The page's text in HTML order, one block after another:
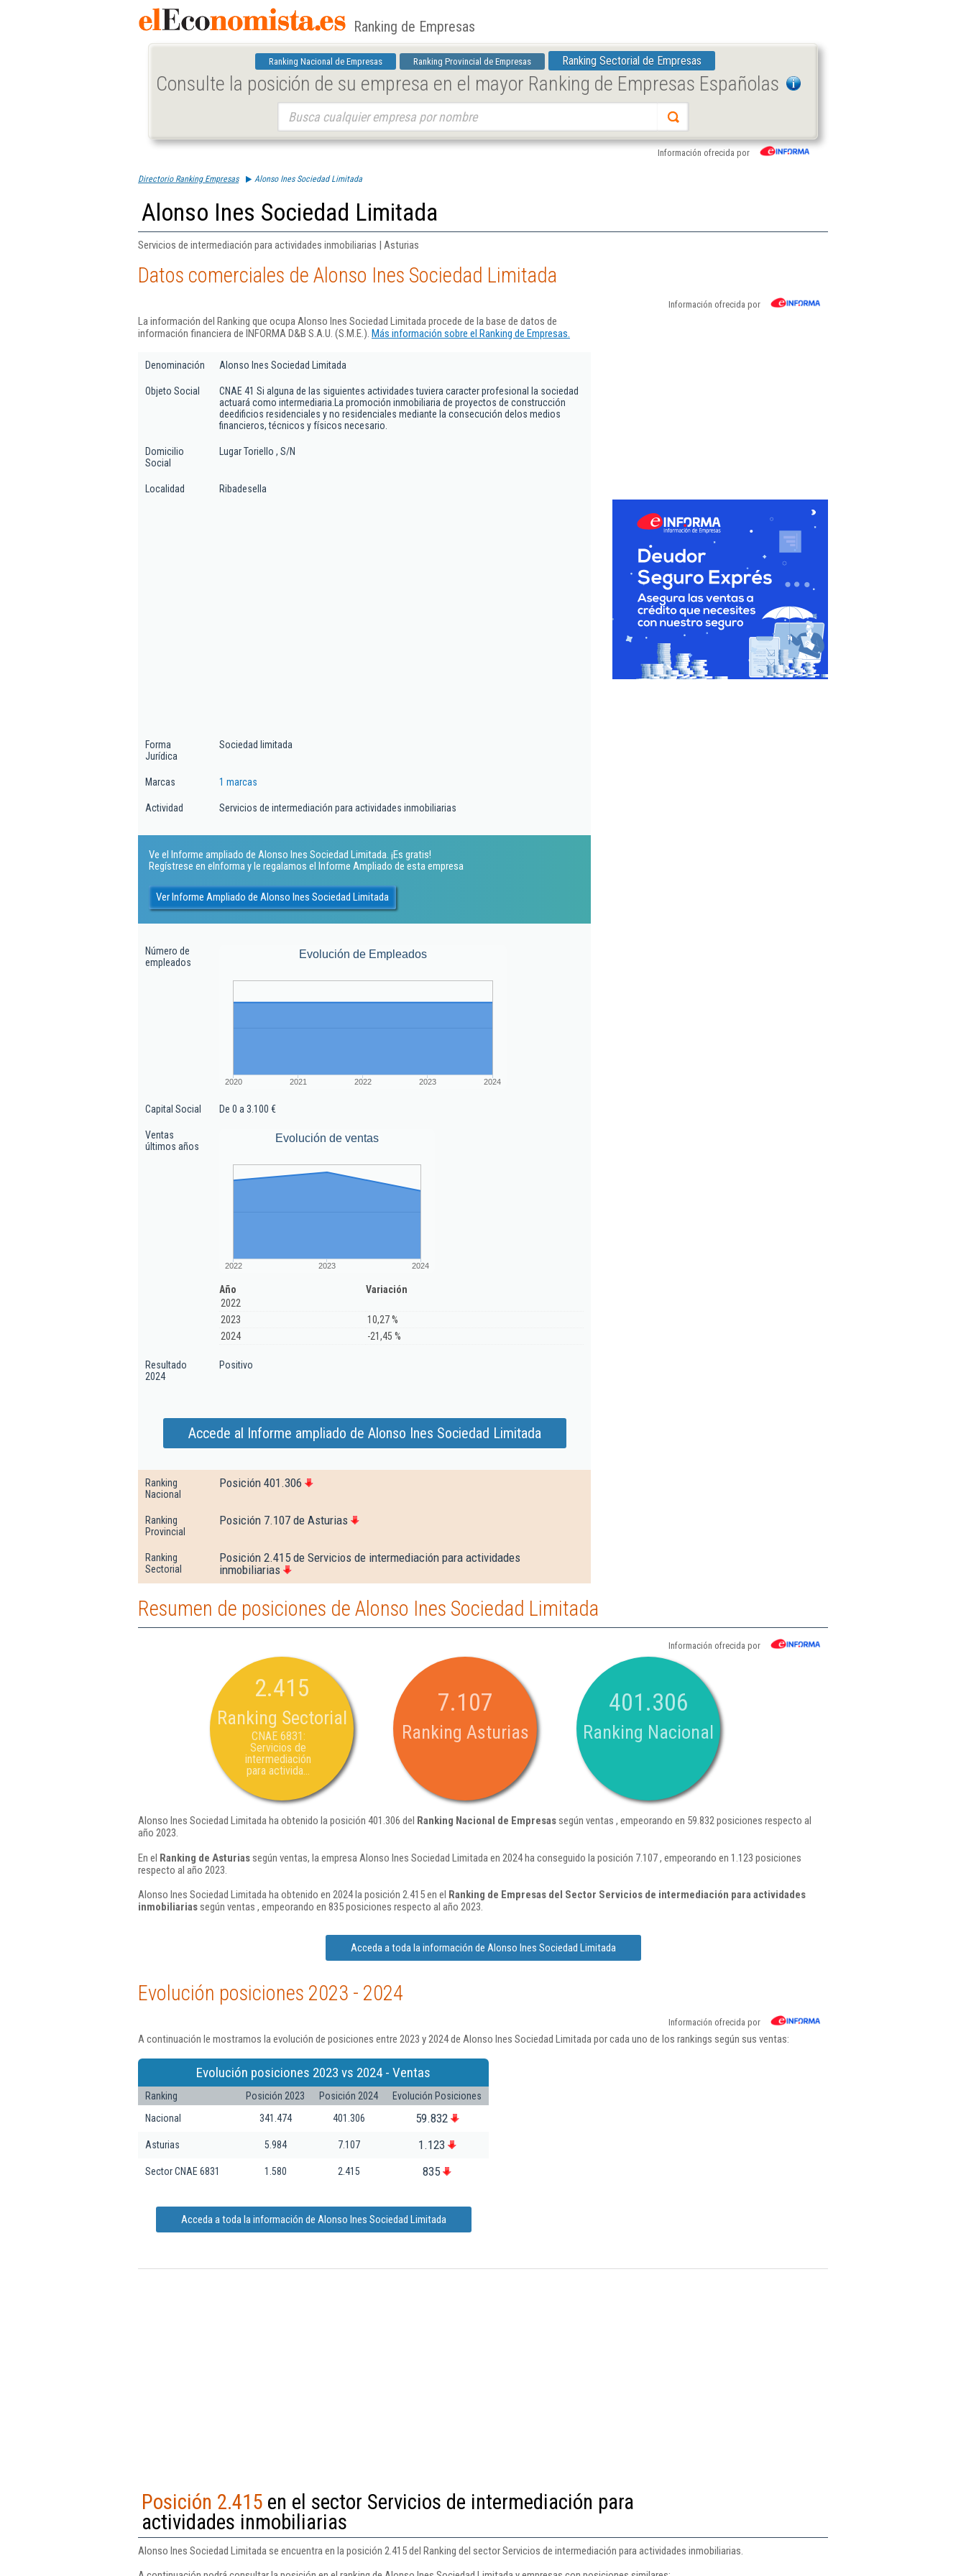
Ranking de Empresas
Ranking Nacional de Empresas Ranking Provincial de Empresas Ranking Sectorial de Empresas
Consulte la posición de su empresa en el mayor Ranking de Empresas Españolas
Información ofrecida por
Directorio Ranking Empresas Alonso Ines Sociedad Limitada
Alonso Ines Sociedad Limitada
Servicios de intermediación para actividades inmobiliarias | Asturias
Datos comerciales de Alonso Ines Sociedad Limitada
Información ofrecida por
La información del Ranking que ocupa Alonso Ines Sociedad Limitada procede de la base de datos de
información financiera de INFORMA D&B S.A.U. (S.M.E.). Más información sobre el Ranking de Empresas.
Denominación Alonso Ines Sociedad Limitada
Objeto Social
CNAE 41 Si alguna de las siguientes actividades tuviera caracter profesional la sociedad
actuará como intermediaria.La promoción inmobiliaria de proyectos de construcción
deedificios residenciales y no residenciales mediante la consecución delos medios
financieros, técnicos y físicos necesario.
Domicilio
Social
Lugar Toriello , S/N
Localidad Ribadesella
Forma
Jurídica
Sociedad limitada
Marcas 1 marcas
Actividad Servicios de intermediación para actividades inmobiliarias
Ve el Informe ampliado de Alonso Ines Sociedad Limitada. ¡Es gratis!
Regístrese en eInforma y le regalamos el Informe Ampliado de esta empresa
Ver Informe Ampliado de Alonso Ines Sociedad Limitada
Número de
empleados
Evolución de Empleados
2020 2021 2022 2023 2024
Capital Social De 0 a 3.100 €
Ventas
últimos años
Evolución de ventas
2022 2023 2024
Año
Variación
2022
2023
10,27 %
2024
-21,45 %
Resultado
2024
Positivo
Accede al Informe ampliado de Alonso Ines Sociedad Limitada
Ranking
Nacional
Posición 401.306
Ranking
Provincial
Posición 7.107 de Asturias
Ranking
Sectorial
Posición 2.415 de Servicios de intermediación para actividades
inmobiliarias
Resumen de posiciones de Alonso Ines Sociedad Limitada
Información ofrecida por
2.415
Ranking Sectorial
CNAE 6831:
Servicios de
intermediación
para activida...
7.107
Ranking Asturias
401.306
Ranking Nacional
Alonso Ines Sociedad Limitada ha obtenido la posición 401.306 del Ranking Nacional de Empresassegún ventas , empeorando en 59.832 posiciones respecto al
año 2023.
En el Ranking de Asturiassegún ventas, la empresa Alonso Ines Sociedad Limitada en 2024 ha conseguido la posición 7.107 , empeorando en 1.123 posiciones
respecto al año 2023.
Alonso Ines Sociedad Limitada ha obtenido en 2024 la posición 2.415 en el Ranking de Empresas del Sector Servicios de intermediación para actividades
inmobiliariassegún ventas , empeorando en 835 posiciones respecto al año 2023.
Acceda a toda la información de Alonso Ines Sociedad Limitada
Evolución posiciones 2023 - 2024
Información ofrecida por
A continuación le mostramos la evolución de posiciones entre 2023 y 2024 de Alonso Ines Sociedad Limitada por cada uno de los rankings según sus ventas:
Evolución posiciones 2023 vs 2024 - Ventas
Ranking Posición 2023 Posición 2024
Evolución Posiciones
Nacional
341.474 401.306 59.832
Asturias 5.984 7.107 1.123
Sector CNAE 6831 1.580 2.415 835
Acceda a toda la información de Alonso Ines Sociedad Limitada
Posición 2.415 en el sector Servicios de intermediación para
actividades inmobiliarias
Alonso Ines Sociedad Limitada se encuentra en la posición 2.415 del Ranking del sector Servicios de intermediación para actividades inmobiliarias.